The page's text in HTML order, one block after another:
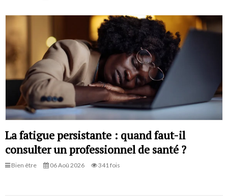
La fatigue persistante : quand faut-il
consulter un professionnel de santé ?
Bien être 06 Aoû 2026 341 fois